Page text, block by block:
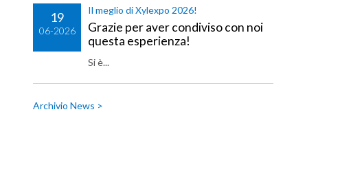
19
06-2026
Il meglio di Xylexpo 2026!
Grazie per aver condiviso con noi
questa esperienza!
Si è...
Archivio News >